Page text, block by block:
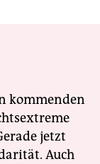
kommenden
jetzt
Auch